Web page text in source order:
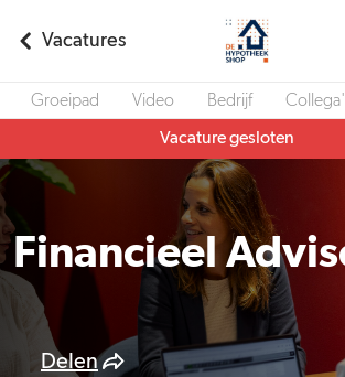
Vacatures
Groeipad Video Bedrijf
Vacature gesloten
Financieel
Delen